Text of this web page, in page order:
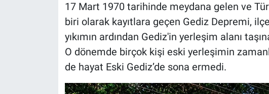
17 Mart 1970 tarihinde meydana gelen ve
biri olarak kayıtlara geçen Gediz Depremi,
yıkımın ardından Gediz'in yerleşim alanı
O dönemde birçok kişi eski yerleşimin
de hayat Eski Gediz’de sona ermedi.